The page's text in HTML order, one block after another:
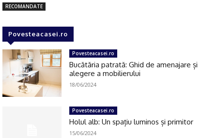
RECOMANDATE
Povesteacasei.ro
Povesteacasei.ro
Bucătăria patrată: Ghid de amenajare și
alegere a mobilierului
18/06/2024
Povesteacasei.ro
Holul alb: Un spațiu luminos și primitor
15/06/2024